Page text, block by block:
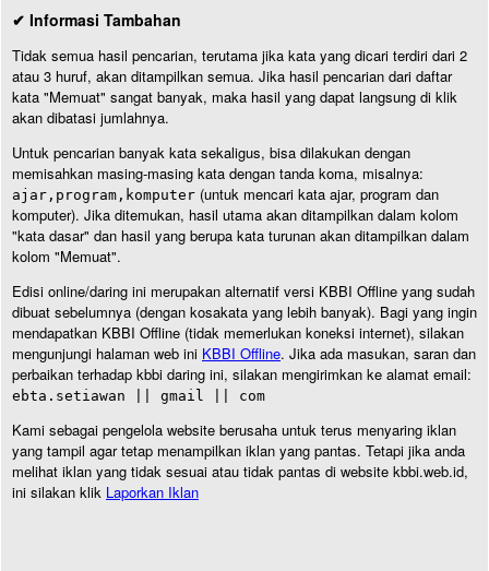
✔ Informasi Tambahan
Tidak semua hasil pencarian, terutama jika kata yang dicari terdiri dari 2
atau 3 huruf, akan ditampilkan semua. Jika hasil pencarian dari daftar
kata "Memuat" sangat banyak, maka hasil yang dapat langsung di klik
akan dibatasi jumlahnya.
Untuk pencarian banyak kata sekaligus, bisa dilakukan dengan
memisahkan masing-masing kata dengan tanda koma, misalnya:
ajar,program,komputer (untuk mencari kata ajar, program dan
komputer). Jika ditemukan, hasil utama akan ditampilkan dalam kolom
"kata dasar" dan hasil yang berupa kata turunan akan ditampilkan dalam
kolom "Memuat".
Edisi online/daring ini merupakan alternatif versi KBBI Offline yang sudah
dibuat sebelumnya (dengan kosakata yang lebih banyak). Bagi yang ingin
mendapatkan KBBI Offline (tidak memerlukan koneksi internet), silakan
mengunjungi halaman web ini KBBI Offline. Jika ada masukan, saran dan
perbaikan terhadap kbbi daring ini, silakan mengirimkan ke alamat email:
ebta.setiawan || gmail || com
Kami sebagai pengelola website berusaha untuk terus menyaring iklan
yang tampil agar tetap menampilkan iklan yang pantas. Tetapi jika anda
melihat iklan yang tidak sesuai atau tidak pantas di website kbbi.web.id,
ini silakan klik Laporkan Iklan